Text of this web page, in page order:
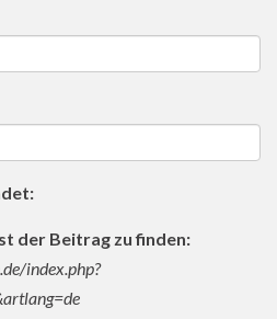
der Beitrag zu finden:
index.php?